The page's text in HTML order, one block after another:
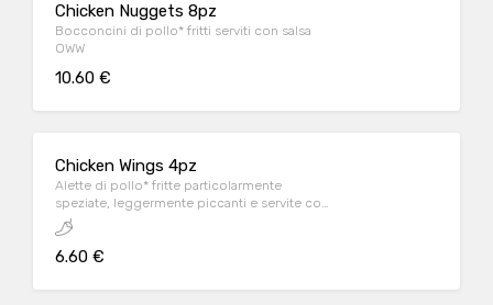
Chicken Nuggets 8pz
Bocconcini di pollo* fritti serviti con salsa
OWW
10.60 €
Chicken Wings 4pz
Alette di pollo* fritte particolarmente
speziate, leggermente piccanti e servite con
salsa OWW
6.60 €